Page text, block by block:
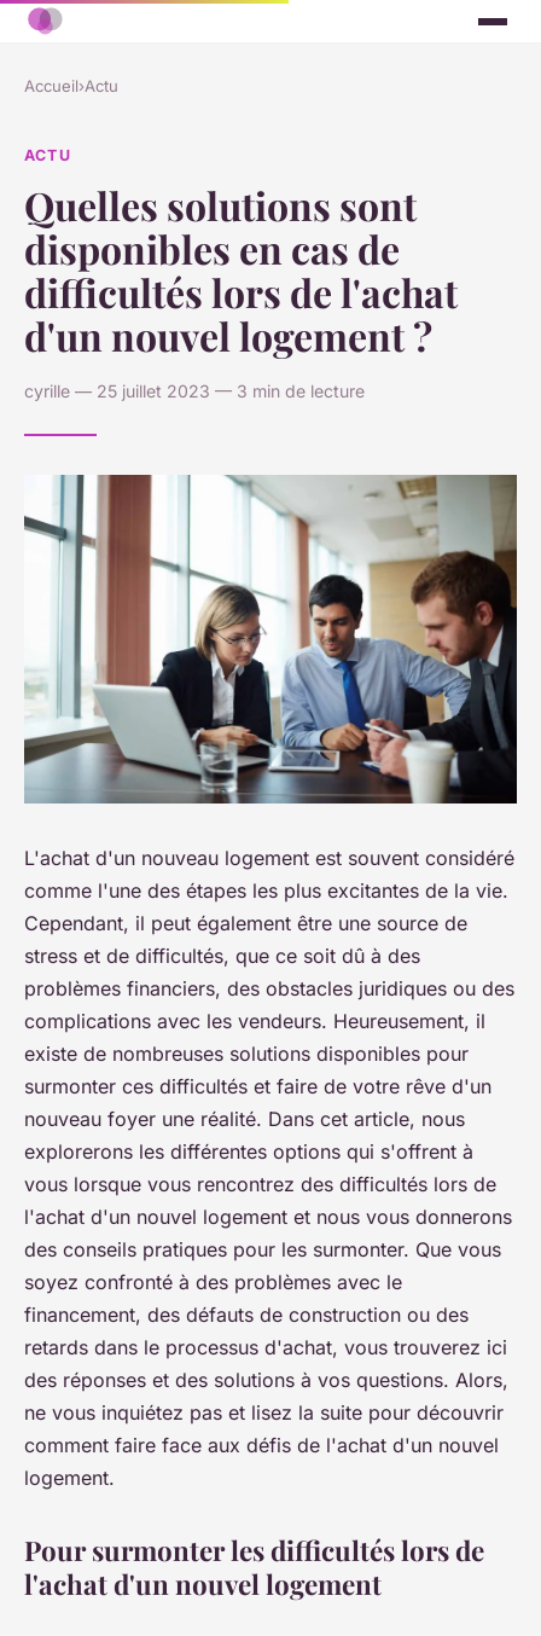
Accueil›Actu
ACTU
Quelles solutions sont
disponibles en cas de
difficultés lors de l'achat
d'un nouvel logement ?
cyrille — 25 juillet 2023 — 3 min de lecture
L'achat d'un nouveau logement est souvent considéré
comme l'une des étapes les plus excitantes de la vie.
Cependant, il peut également être une source de
stress et de difficultés, que ce soit dû à des
problèmes financiers, des obstacles juridiques ou des
complications avec les vendeurs. Heureusement, il
existe de nombreuses solutions disponibles pour
surmonter ces difficultés et faire de votre rêve d'un
nouveau foyer une réalité. Dans cet article, nous
explorerons les différentes options qui s'offrent à
vous lorsque vous rencontrez des difficultés lors de
l'achat d'un nouvel logement et nous vous donnerons
des conseils pratiques pour les surmonter. Que vous
soyez confronté à des problèmes avec le
financement, des défauts de construction ou des
retards dans le processus d'achat, vous trouverez ici
des réponses et des solutions à vos questions. Alors,
ne vous inquiétez pas et lisez la suite pour découvrir
comment faire face aux défis de l'achat d'un nouvel
logement.
Pour surmonter les difficultés lors de
l'achat d'un nouvel logement